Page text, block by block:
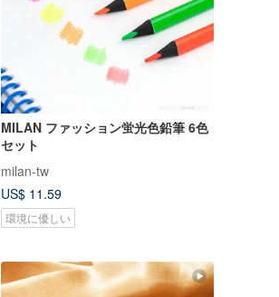
MILAN ファッション蛍光色鉛筆 6色
セット
milan-tw
US$ 11.59
環境に優しい